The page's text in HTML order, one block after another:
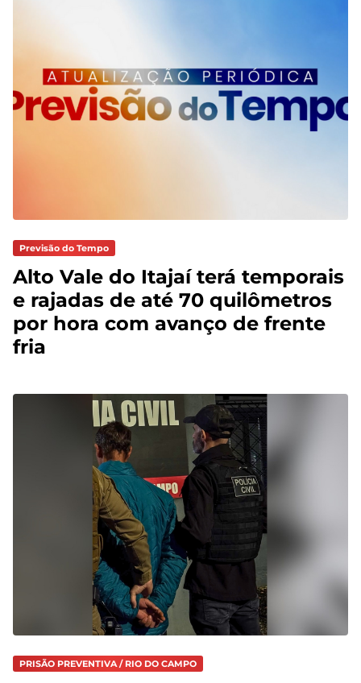
Previsão do Tempo
Alto Vale do Itajaí terá temporais
e rajadas de até 70 quilômetros
por hora com avanço de frente
fria
PRISÃO PREVENTIVA / RIO DO CAMPO